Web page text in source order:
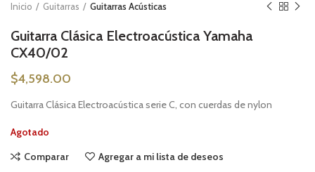
Inicio Guitarras Guitarras Acústicas
Guitarra Clásica Electroacústica Yamaha
CX40/02
$4,598.00
Guitarra Clásica Electroacústica serie C, con cuerdas de nylon
Agotado
Comparar
Agregar a mi lista de deseos